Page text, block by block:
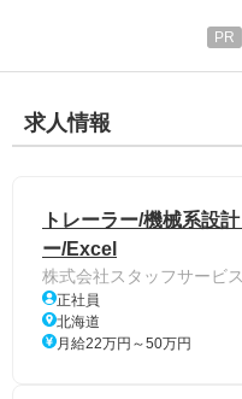
求人情報
トレーラー/機械系設
ー/Excel
株式会社スタッフサービス
正社員
北海道
月給22万円～50万円